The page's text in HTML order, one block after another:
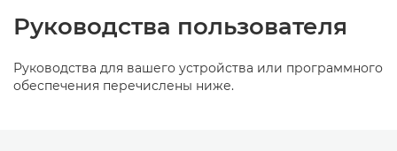
Руководства пользователя
Руководства для вашего устройства или программного
обеспечения перечислены ниже.